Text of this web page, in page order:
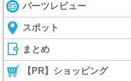
パーツレビュー
スポット
まとめ
【PR】ショッピング